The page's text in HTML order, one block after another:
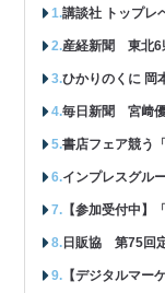
講談社 トップレ
産経新聞 東北6
ひかりのくに
毎日新聞 宮﨑
書店フェア競う
インプレスグル
【参加受付中】
日販協 第75回
【デジタルマー